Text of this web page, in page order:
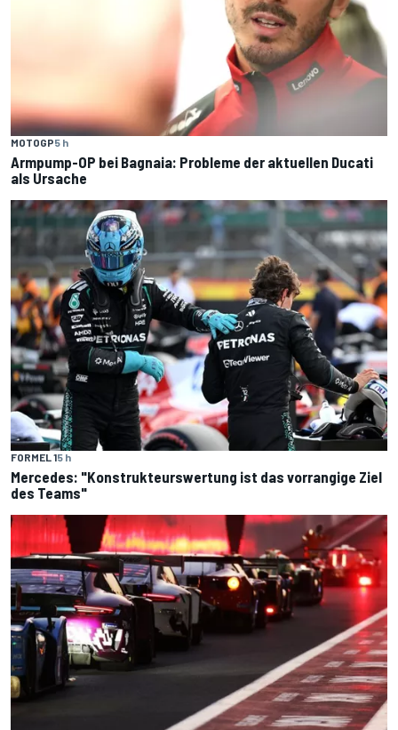
MOTOGP5 h
Armpump-OP bei Bagnaia: Probleme der aktuellen Ducati
als Ursache
FORMEL 15 h
Mercedes: "Konstrukteurswertung ist das vorrangige Ziel
des Teams"